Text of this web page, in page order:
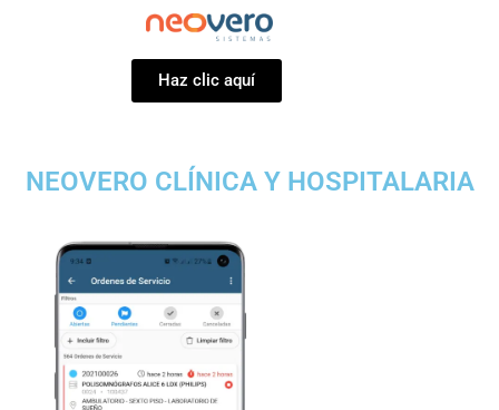
Haz clic aquí
NEOVERO CLÍNICA Y HOSPITALARIA